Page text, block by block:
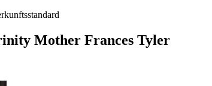
Mother Frances Tyler